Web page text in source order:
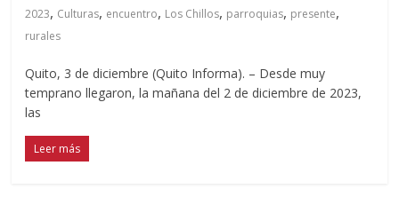
2023, Culturas, encuentro, Los Chillos, parroquias, presente,
rurales
Quito, 3 de diciembre (Quito Informa). – Desde muy
temprano llegaron, la mañana del 2 de diciembre de 2023,
las
Leer más